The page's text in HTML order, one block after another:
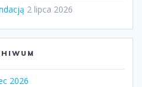
2 lipca 2026
2026